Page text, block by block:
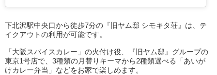
下北沢駅中央口から徒歩7分の『旧ヤム邸 シモキタ荘』は、テ
イクアウトの利用が可能です。
「大阪スパイスカレー」の火付け役、『旧ヤム邸』グループの
東京1号店で、3種類の月替りキーマから2種類選べる「あいが
けカレー弁当」などをお家で楽しめます。